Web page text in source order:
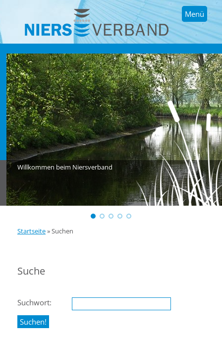
Menü
Willkommen beim Niersverband
Startseite»Suchen
Suche
Suchwort: